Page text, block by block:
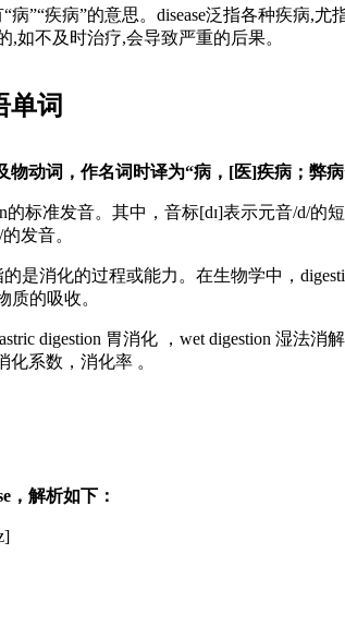
“病”“疾病”的意思。disease泛指各种疾
,如不及时治疗,会导致严重的后果。
单词
物动词，作名词时译为“病，[医]疾病；弊
的标准发音。其中，音标[dɪ]表示元音/d/
发音。
的是消化的过程或能力。在生物学中，
质的吸收。
digestion 胃消化 ，wet digestion 湿法
化系数，消化率 。
，解析如下：